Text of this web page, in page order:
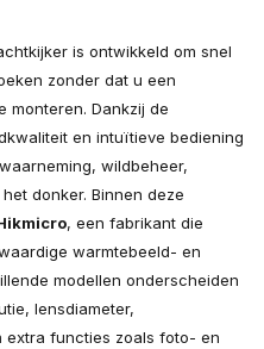
is ontwikkeld om snel
zonder dat u een
monteren. Dankzij de
en intuïtieve bediening
wildbeheer,
donker. Binnen deze
, een fabrikant die
warmtebeeld- en
modellen onderscheiden
lensdiameter,
extra functies zoals foto- en